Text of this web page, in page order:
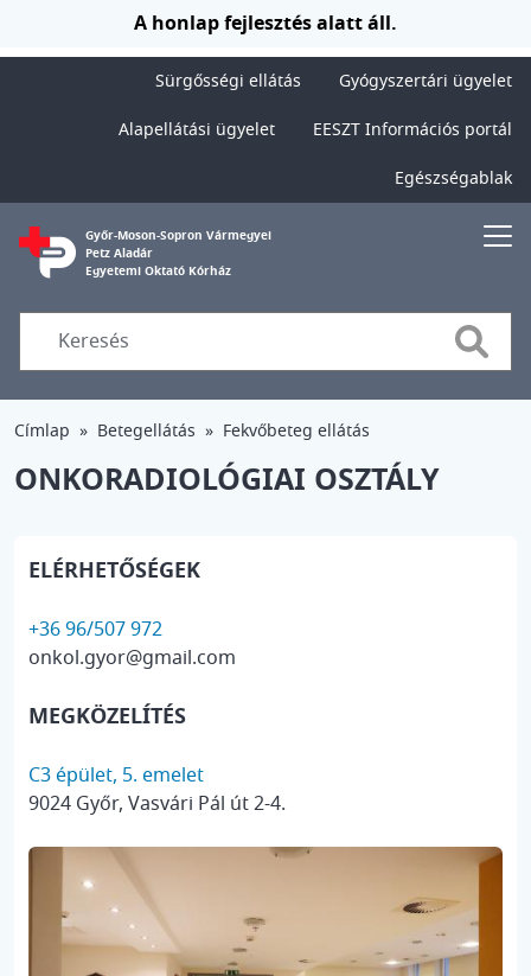
Ugrás a tartalomraA honlap fejlesztés alatt áll.
Sürgősségi ellátás
Gyógyszertári ügyelet
Alapellátási ügyelet
EESZT Információs portál
Egészségablak
Győr-Moson-Sopron Vármegyei
Petz Aladár
Egyetemi Oktató Kórház
Search
Címlap Betegellátás Fekvőbeteg ellátás
ONKORADIOLÓGIAI OSZTÁLY
ELÉRHETŐSÉGEK
+36 96/507 972
onkol.gyor@gmail.com
MEGKÖZELÍTÉS
C3 épület, 5. emelet
9024 Győr, Vasvári Pál út 2-4.